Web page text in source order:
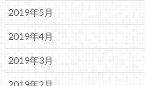
2019年5月
2019年4月
2019年3月